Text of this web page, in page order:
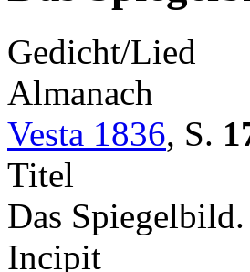
Gedicht/Lied
Almanach
Vesta 1836, S.
Titel
Das
Incipit